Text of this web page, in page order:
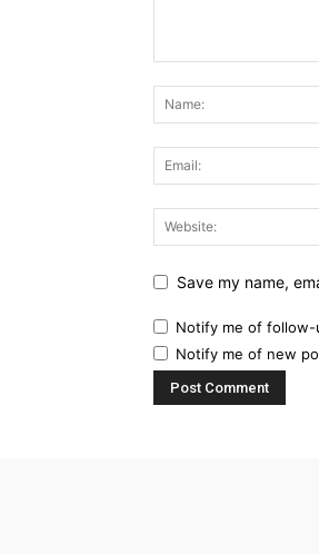
Save my name,
Notify me of follow-
Notify me of new